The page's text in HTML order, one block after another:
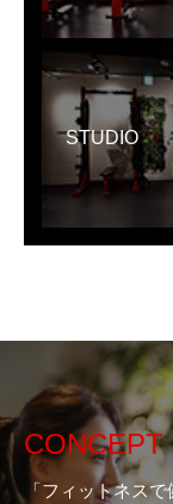
STUDIO
CONCEPT
「フィットネス